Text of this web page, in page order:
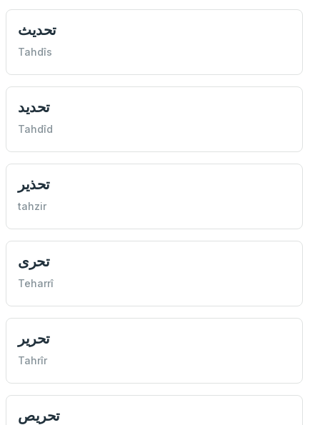
تحديث
Tahdîs
تحديد
Tahdîd
تحذير
tahzir
تحری
Teharrî
تحرير
Tahrîr
تحريص